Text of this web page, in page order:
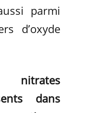
parmi
d’oxyde
dans